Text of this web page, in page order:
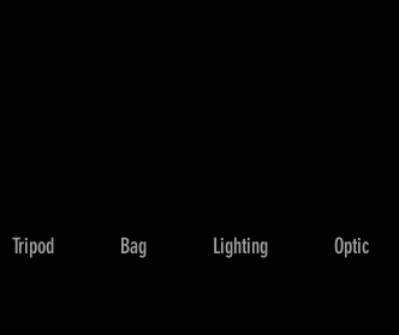
Tripod Bag Lighting Optic